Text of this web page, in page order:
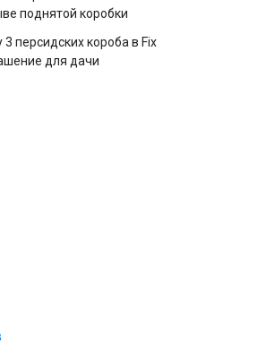
поднятой коробки
3 персидских короба в Fix
для дачи